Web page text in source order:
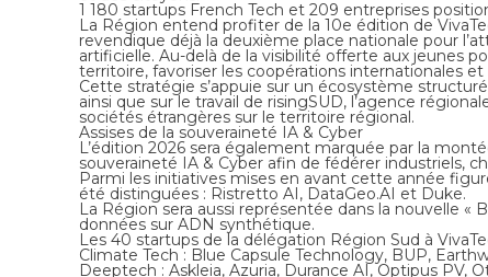
1 180 startups French Tech et 209 entreprises
La Région entend profiter de la 10e édition de
revendique déjà la deuxième place nationale pour
artificielle. Au-delà de la visibilité offerte aux jeunes
territoire, favoriser les coopérations internationales
Cette stratégie s’appuie sur un écosystème
ainsi que sur le travail de risingSUD, l’agence
sociétés étrangères sur le territoire régional.
Assises de la souveraineté IA & Cyber
L’édition 2026 sera également marquée par la
souveraineté IA & Cyber afin de fédérer industriels,
Parmi les initiatives mises en avant cette année
été distinguées : Ristretto AI, DataGeo.AI et Duke.
La Région sera aussi représentée dans la nouvelle
données sur ADN synthétique.
Les 40 startups de la délégation Région Sud à
Climate Tech : Blue Capsule Technology, BUP,
Deeptech : Askleia, Azuria, Durance AI, Optipus PV,